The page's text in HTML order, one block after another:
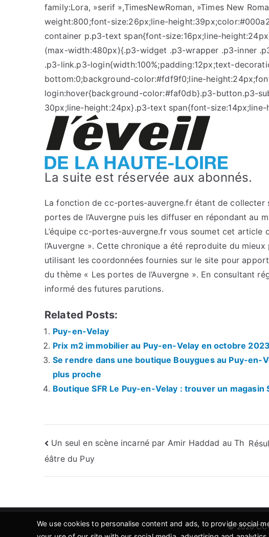
family:Lora, »serif »,TimesNewRoman, »Times New
weight:800;font-size:26px;line-
container p.p3-text span{font-size:16px;line-
(max-width:480px){.p3-widget .p3-wrapper .p3-inner
.p3-link.p3-login{width:100%;padding:12px;text-
bottom:0;background-color:#fdf9f0;line-
login:hover{background-color:#faf0db}.p3-button.p3-
30px;line-height:24px}.p3-text span{font-
La suite est réservée aux abonnés.
La fonction de cc-portes-auvergne.fr étant de collecter
portes de l’Auvergne puis les diffuser en répondant au
L’équipe cc-portes-auvergne.fr vous soumet cet article
l’Auvergne ». Cette chronique a été reproduite du
utilisant les coordonnées fournies sur le site pour
du thème « Les portes de l’Auvergne ». En consultant
informé des futures parutions.
Related Posts:
Puy-en-Velay
Prix m2 immobilier au Puy-en-Velay en octobre
Se rendre dans une boutique Bouygues au Puy-en-
plus proche
Boutique SFR Le Puy-en-Velay : trouver un magasin
Navigation
de
Un seul en scène incarné par Amir Haddad au Th
éâtre du Puy
© 2026
We use cookies to personalise content and ads, to provide social